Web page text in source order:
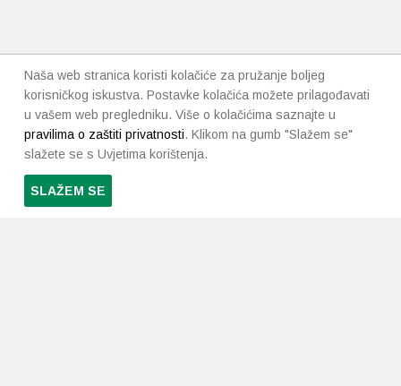
Naša web stranica koristi kolačiće za pružanje boljeg
korisničkog iskustva. Postavke kolačića možete prilagođavati
u vašem web pregledniku. Više o kolačićima saznajte u
pravilima o zaštiti privatnosti. Klikom na gumb "Slažem se"
slažete se s Uvjetima korištenja.
SLAŽEM SE